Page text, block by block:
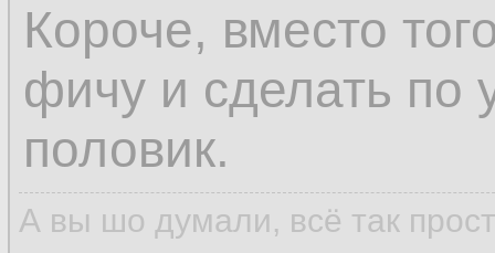
Короче, вместо
фичу и сделать по
половик.
А вы шо думали, всё так